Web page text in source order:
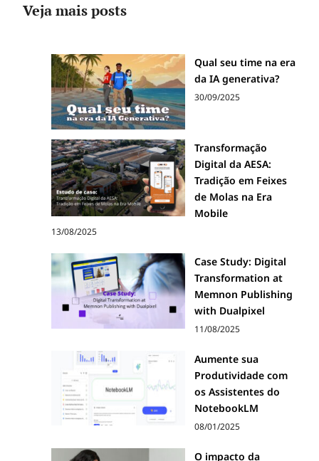
Veja mais posts
Qual seu time na era
da IA generativa?
30/09/2025
Transformação
Digital da AESA:
Tradição em Feixes
de Molas na Era
Mobile
13/08/2025
Case Study: Digital
Transformation at
Memnon Publishing
with Dualpixel
11/08/2025
Aumente sua
Produtividade com
os Assistentes do
NotebookLM
08/01/2025
O impacto da